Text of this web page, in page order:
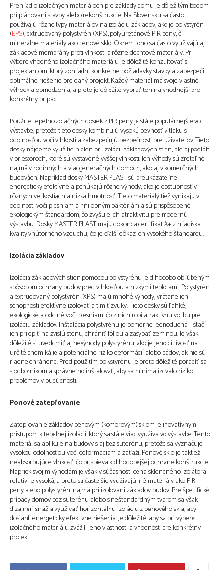
Prehľad o izolačných materiáloch pre základy domu je dôležitým bodom
pri plánovaní stavby alebo rekonštrukcie. Na Slovensku sa často
používajú rôzne typy materiálov na izoláciu základov, ako je polystyrén
(EPS), extrudovaný polystyrén (XPS), polyuretánové PIR peny, či
minerálne materiály ako penové sklo. Okrem toho sa často využívajú aj
základové membrány proti vlhkosti a rôzne dechtové materiály. Pri
výbere vhodného izolačného materiálu je dôležité konzultovať s
projektantom, ktorý zohľadní konkrétne požiadavky stavby a zabezpečí
optimálne riešenie pre daný projekt. Každý materiál má svoje vlastné
výhody a obmedzenia, a preto je dôležité vybrať ten najvhodnejší pre
konkrétny prípad.
Použitie tepelnoizolačných dosiek z PIR peny je stále populárnejšie vo
výstavbe, pretože tieto dosky kombinujú vysokú pevnosť v tlaku s
odolnosťou voči vlhkosti a zabezpečujú bezpečnosť pre užívateľov. Tieto
dosky nájdeme využitie nielen pri izolácii základových stien, ale aj podláh
v priestoroch, ktoré sú vystavené vyššej vlhkosti. Ich výhody sú zreteľné
najmä v rodinných a viacgeneračných domoch, ako aj v komerčných
budovách. Napríklad dosky MASTER PLAST sú preukázateľne
energeticky efektívne a ponúkajú rôzne výhody, ako je dostupnosť v
rôznych veľkostiach a nízka hmotnosť. Tieto materiály tiež vynikajú v
odolnosti voči plesniam a hnilobným baktériám a sú prispôsobené
ekologickým štandardom, čo zvyšuje ich atraktivitu pre modernú
výstavbu. Dosky MASTER PLAST majú dokonca certifikát A+ z hľadiska
kvality vnútorného vzduchu, čo je ďalší dôkaz ich vysokého štandardu.
Izolácia základov
Izolácia základových stien pomocou polystyrénu je dlhodobo obľúbeným
spôsobom ochrany budov pred vlhkosťou a nízkymi teplotami. Polystyrén
a extrudovaný polystyrén (XPS) majú mnohé výhody, vrátane ich
schopnosti efektívne izolovať a tlmiť zvuky. Tieto dosky sú ľahké,
ekologické a odolné voči plesniam, čo z nich robí atraktívnu voľbu pre
izoláciu základov. Inštalácia polystyrénu je pomerne jednoduchá – stačí
ich prilepiť na zvislú stenu, chrániť fóliou a zasypať zeminou. Je však
dôležité si uvedomiť aj nevýhody polystyrénu, ako je jeho citlivosť na
určité chemikálie a potenciálne riziko deformácií alebo pádov, ak nie sú
riadne chránené. Pred použitím polystyrénu je preto dôležité poradiť sa
s odborníkom a správne ho inštalovať, aby sa minimalizovalo riziko
problémov v budúcnosti.
Ponové zatepľovanie
Zatepľovanie základov penovým (komorovým) sklom je inovatívnym
prístupom k tepelnej izolácii, ktorý sa stále viac využíva vo výstavbe. Tento
materiál sa aplikuje na budovy s aj bez suterénu, pretože sa vyznačuje
vysokou odolnosťou voči deformáciám a záťaži. Penové sklo je taktiež
neabsorbujúce vlhkosť, čo prispieva k dlhodobejšej ochrane konštrukcie.
Napriek svojim výhodám je však v súčasnosti cena skleneného izolátora
relatívne vysoká, a preto sa častejšie využívajú iné materiály ako PIR
peny alebo polystyrén, najmä pri izolovaní základov budov. Pre špecifické
prípady domov bez suterénu alebo s neštandardným tvarom sa však
dizajnéri snažia využívať horizontálnu izoláciu z penového skla, aby
dosiahli energeticky efektívne riešenia. Je dôležité, aby sa pri výbere
izolačného materiálu zvážili jeho vlastnosti a vhodnosť pre konkrétny
projekt.